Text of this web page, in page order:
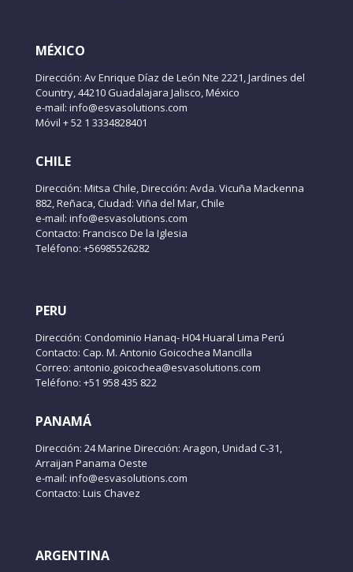
MÉXICO
Dirección: Av Enrique Díaz de León Nte 2221, Jardines del
Country, 44210 Guadalajara Jalisco, México
e-mail: info@esvasolutions.com
Móvil + 52 1 3334828401
CHILE
Dirección: Mitsa Chile, Dirección: Avda. Vicuña Mackenna
882, Reñaca, Ciudad: Viña del Mar, Chile
e-mail: info@esvasolutions.com
Contacto: Francisco De la Iglesia
Teléfono: +56985526282
PERU
Dirección: Condominio Hanaq- H04 Huaral Lima Perú
Contacto: Cap. M. Antonio Goicochea Mancilla
Correo: antonio.goicochea@esvasolutions.com
Teléfono: +51 958 435 822
PANAMÁ
Dirección: 24 Marine Dirección: Aragon, Unidad C-31,
Arraijan Panama Oeste
e-mail: info@esvasolutions.com
Contacto: Luis Chavez
ARGENTINA